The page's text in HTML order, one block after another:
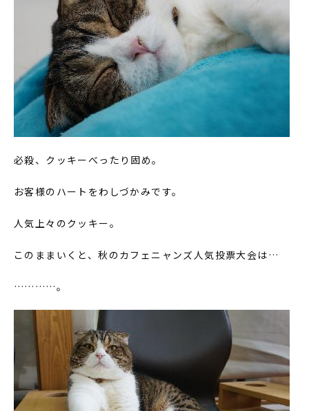
必殺、クッキーべったり固め。
お客様のハートをわしづかみです。
人気上々のクッキー。
このままいくと、秋のカフェニャンズ人気投票大会は…
…………。